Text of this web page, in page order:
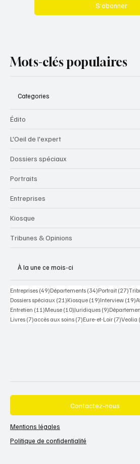
S’abonner
Mots-clés populaires
Categories
Édito
L'Oeil de l'expert
Dossiers spéciaux
Portraits
Entreprises
Kiosque
Tribunes & Opinions
À la une ce mois-ci
Entreprises (49)49 posts
Départements (34)34 posts
Portrait (27)27
Dossiers spéciaux (21)21 posts
Kiosque (19)19 posts
Interview (19)
Entretien (11)11 posts
Meuse (10)10 posts
Juridiques (9)9 posts
Livres (7)7 posts
accès aux soins (7)7 posts
Eure-et-Loir (7)7 posts
Veolia
Contactez-nous
Mentions légales
Politique de confidentialité